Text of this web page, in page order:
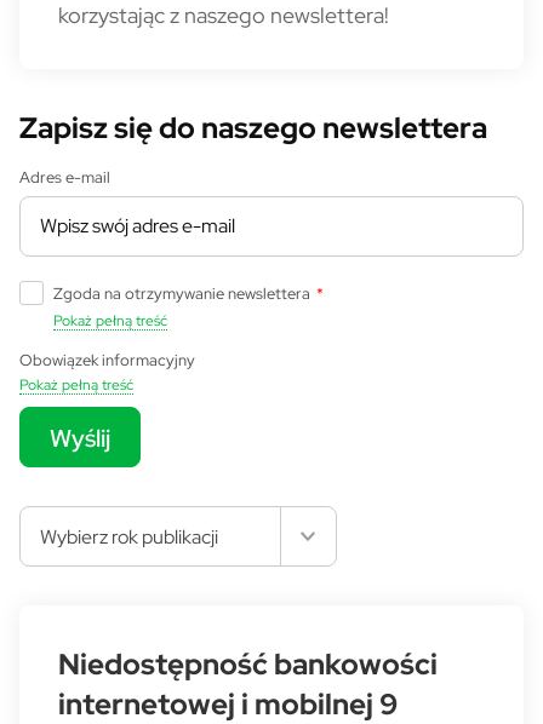
korzystając z naszego newslettera!
Zapisz się do naszego newslettera
Adres e-mail
Zgoda na otrzymywanie newslettera *
Pokaż pełną treść
Obowiązek informacyjny
Pokaż pełną treść
Wyślij
Wybierz rok publikacji
Niedostępność bankowości
internetowej i mobilnej 9